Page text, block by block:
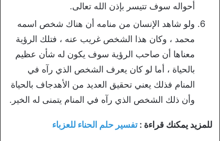
أحواله سوف تتيسر بإذن الله تعالى.
ولو شاهد الإنسان من منامه أن هناك شخص اسمه
محمد ، وكان هذا الشخص غريب عنه ، فتلك الرؤية
معناها أن صاحب الرؤية سوف يكون له شأن عظيم
بالحياة ، أما لو كان يعرف الشخص الذي رآه في
المنام فذلك يعني تحقيق العديد من الأهدجاف بالحياة
وأن ذلك الشخص الذي رآه في المنام يتمنى له الخير.
للمزيد يمكنك قراءة :تفسير حلم الحناء للعزباء